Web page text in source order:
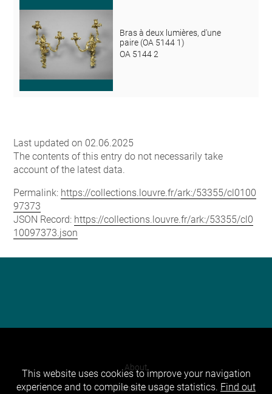
Bras à deux lumières, d'une
paire (OA 5144 1)
OA 5144 2
Last updated on 02.06.2025
The contents of this entry do not necessarily take
account of the latest data.
Permalink: https://collections.louvre.fr/ark:/53355/cl0100
97373
JSON Record: https://collections.louvre.fr/ark:/53355/cl0
10097373.json
About
Contact Us
This website uses cookies to improve your navigation
experience and to compile site usage statistics. Find out